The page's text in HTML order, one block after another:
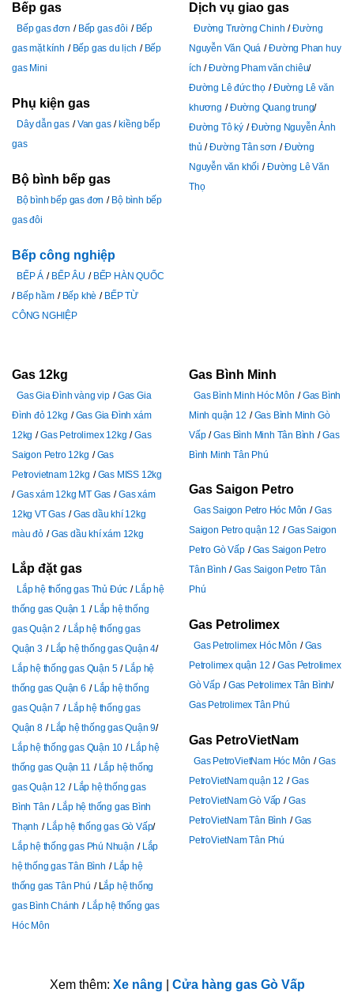
Bếp gas
Bếp gas đơn Bếp gas đôi
Bếp
gas mặt kính
Bếp gas du lịch
Bếp
gas Mini
Phụ kiện gas
Dây dẫn gas Van gas
kiềng bếp
gas
Bộ bình bếp gas
Bộ bình bếp gas đơn
Bộ bình bếp
gas đôi
Bếp công nghiệp
BẾP Á BẾP ÂU
BẾP HÀN QUỐC
Bếp hầm
Bếp khè
BẾP TỪ
CÔNG NGHIỆP
Dịch vụ giao gas
Đường Trường Chinh
Đường
Nguyễn Văn Quá
Đường Phan huy
ích
Đường Pham văn chiêu
Đường Lê đức thọ
Đường Lê văn
khương
Đường Quang trung
Đường Tô ký
Đường Nguyễn Ảnh
thủ
Đường Tân sơn
Đường
Nguyễn văn khối
Đường Lê Văn
Thọ
Gas 12kg
Gas Gia Đình vàng vip
Gas Gia
Đình đỏ 12kg
Gas Gia Đình xám
12kg
Gas Petrolimex 12kg
Gas
Saigon Petro 12kg
Gas
Petrovietnam 12kg
Gas MISS 12kg
Gas xám 12kg MT Gas
Gas xám
12kg VT Gas
Gas dầu khí 12kg
màu đỏ
Gas dầu khí xám 12kg
Lắp đặt gas
Lắp hệ thống gas Thủ Đức
Lắp hệ
thống gas Quận 1
Lắp hệ thống
gas Quận 2
Lắp hệ thống gas
Quận 3
Lắp hệ thống gas Quận 4
Lắp hệ thống gas Quận 5
Lắp hệ
thống gas Quận 6
Lắp hệ thống
gas Quận 7
Lắp hệ thống gas
Quận 8
Lắp hệ thống gas Quận 9
Lắp hệ thống gas Quận 10
Lắp hệ
thống gas Quận 11
Lắp hệ thống
gas Quận 12
Lắp hệ thống gas
Bình Tân
Lắp hệ thống gas Bình
Thạnh
Lắp hệ thống gas Gò Vấp
Lắp hệ thống gas Phú Nhuận
Lắp
hệ thống gas Tân Bình
Lắp hệ
thống gas Tân Phú
Lắp hệ thống
gas Bình Chánh
Lắp hệ thống gas
Hóc Môn
Gas Bình Minh
Gas Bình Minh Hóc Môn
Gas Bình
Minh quận 12
Gas Bình Minh Gò
Vấp
Gas Bình Minh Tân Bình
Gas
Bình Minh Tân Phú
Gas Saigon Petro
Gas Saigon Petro Hóc Môn
Gas
Saigon Petro quận 12
Gas Saigon
Petro Gò Vấp
Gas Saigon Petro
Tân Bình
Gas Saigon Petro Tân
Phú
Gas Petrolimex
Gas Petrolimex Hóc Môn
Gas
Petrolimex quận 12
Gas Petrolimex
Gò Vấp
Gas Petrolimex Tân Bình
Gas Petrolimex Tân Phú
Gas PetroVietNam
Gas PetroVietNam Hóc Môn
Gas
PetroVietNam quận 12
Gas
PetroVietNam Gò Vấp
Gas
PetroVietNam Tân Bình
Gas
PetroVietNam Tân Phú
Xem thêm: Xe nâng Cửa hàng gas Gò Vấp